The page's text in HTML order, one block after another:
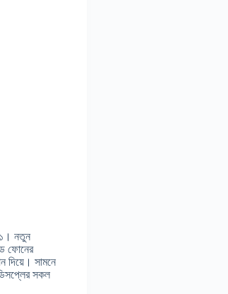
নতুন
ফোনের
দিয়ে। সামনে
সকল